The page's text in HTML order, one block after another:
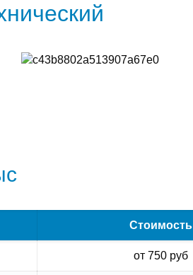
Стоимость
от 750 руб